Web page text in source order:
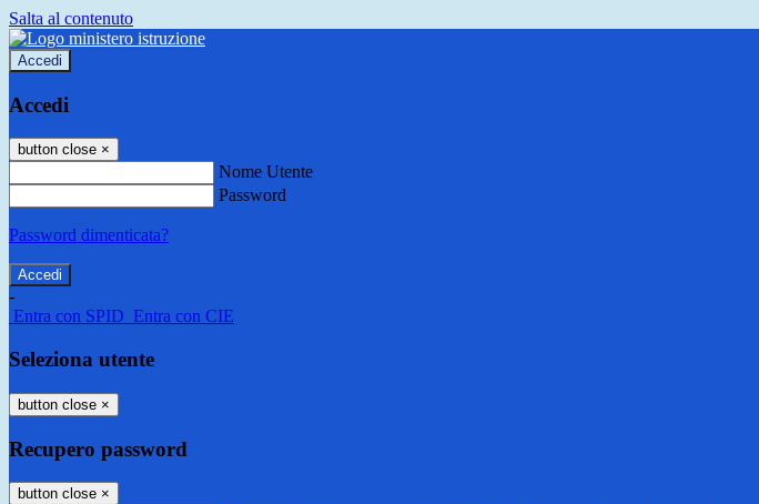
Salta al contenuto
Accedi
Accedi
button close ×
Nome Utente
Password
Password dimenticata?
-
Entra con SPID Entra con CIE
Seleziona utente
button close ×
Recupero password
button close ×